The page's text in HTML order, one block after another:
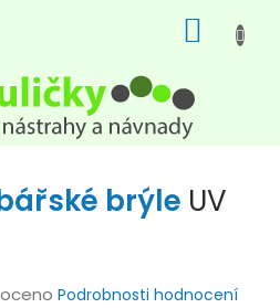
KOŠÍK
brýle UV
Podrobnosti hodnocení